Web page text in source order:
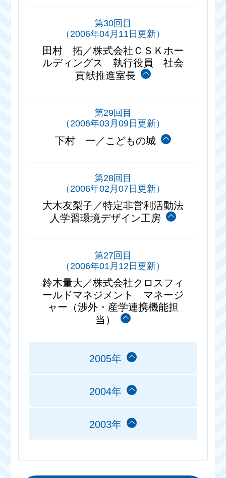
第30回目
（2006年04月11日更新）
田村 拓／株式会社ＣＳＫホー
ルディングス 執行役員 社会
貢献推進室長
第29回目
（2006年03月09日更新）
下村 一／こどもの城
第28回目
（2006年02月07日更新）
大木友梨子／特定非営利活動法
人学習環境デザイン工房
第27回目
（2006年01月12日更新）
鈴木量大／株式会社クロスフィ
ールドマネジメント マネージ
ャー（渉外・産学連携機能担
当）
2005年
2004年
2003年